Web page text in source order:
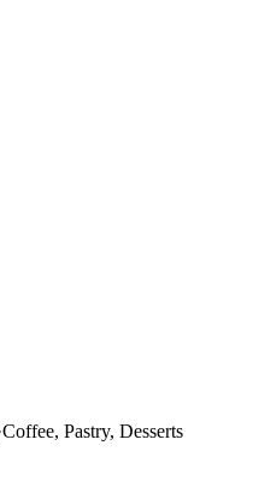
Coffee, Pastry, Desserts